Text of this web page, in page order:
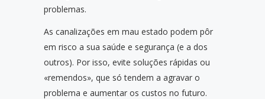
problemas.
As canalizações em mau estado podem pôr
em risco a sua saúde e segurança (e a dos
outros). Por isso, evite soluções rápidas ou
«remendos», que só tendem a agravar o
problema e aumentar os custos no futuro.